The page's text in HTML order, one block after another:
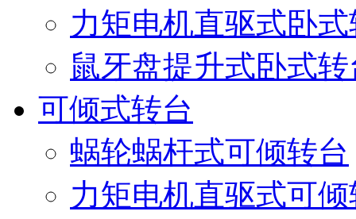
力矩电机直驱式卧
鼠牙盘提升式卧式转
可倾式转台
蜗轮蜗杆式可倾转台
力矩电机直驱式可